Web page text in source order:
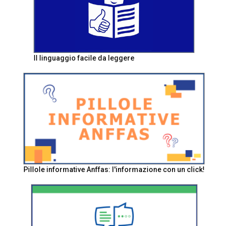
Il linguaggio facile da leggere
Pillole informative Anffas: l'informazione con un click!